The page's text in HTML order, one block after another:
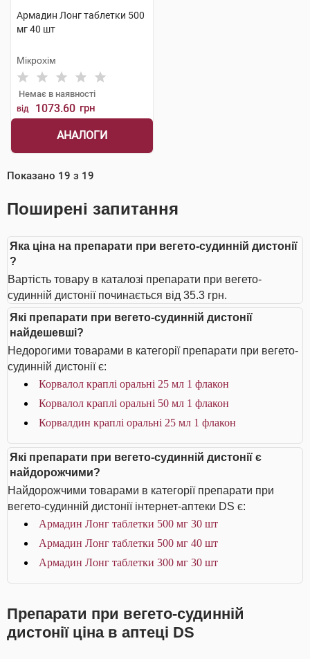
Армадин Лонг таблетки 500
мг 40 шт
Мікрохім
Немає в наявності
від 1073.60 грн
АНАЛОГИ
Показано 19 з 19
Поширені запитання
Яка ціна на препарати при вегето-судинній дистонії
?
Вартість товару в каталозі препарати при вегето-
судинній дистонії починається від 35.3 грн.
Які препарати при вегето-судинній дистонії
найдешевші?
Недорогими товарами в категорії препарати при вегето-
судинній дистонії є:
Корвалол краплі оральні 25 мл 1 флакон
Корвалол краплі оральні 50 мл 1 флакон
Корвалдин краплі оральні 25 мл 1 флакон
Які препарати при вегето-судинній дистонії є
найдорожчими?
Найдорожчими товарами в категорії препарати при
вегето-судинній дистонії інтернет-аптеки DS є:
Армадин Лонг таблетки 500 мг 30 шт
Армадин Лонг таблетки 500 мг 40 шт
Армадин Лонг таблетки 300 мг 30 шт
Препарати при вегето-судинній
дистонії ціна в аптеці DS